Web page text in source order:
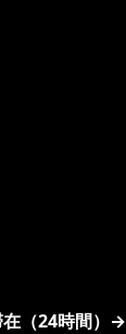
（24時間）→